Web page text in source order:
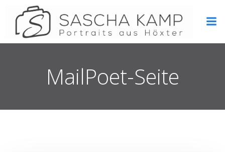
Inhalt
springen
MailPoet-Seite